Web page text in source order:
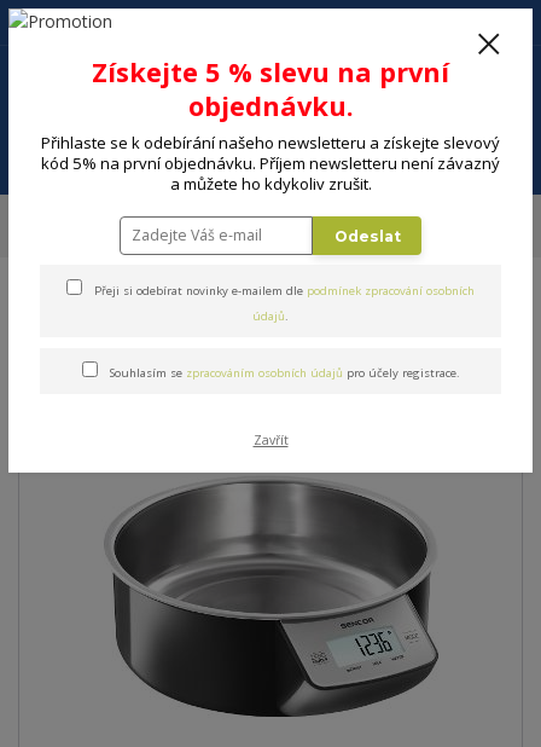
Menu
+420 602 494 600
Váha kuchyňská SENCOR SKS 4030BK
Váha kuchyňská SENCOR SKS
4030BK
Získejte 5 % slevu na první
objednávku.
Přihlaste se k odebírání našeho newsletteru a získejte slevový
kód 5% na první objednávku. Příjem newsletteru není závazný
a můžete ho kdykoliv zrušit.
Odeslat
Přeji si odebírat novinky e-mailem dle podmínek zpracování osobních
údajů.
Souhlasím se zpracováním osobních údajů pro účely registrace.
Zavřít